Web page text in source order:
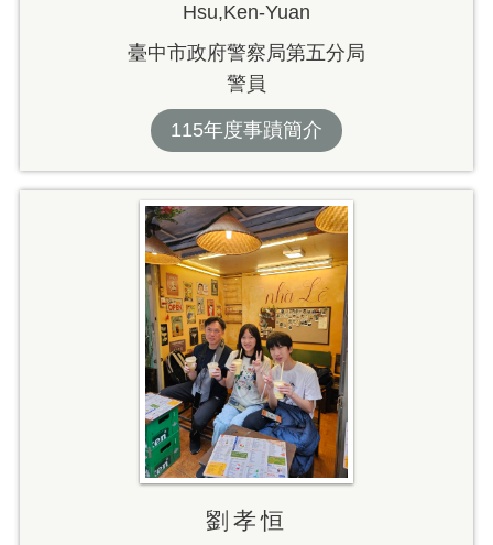
Hsu,Ken-Yuan
臺中市政府警察局第五分局
警員
115年度事蹟簡介
劉孝恒